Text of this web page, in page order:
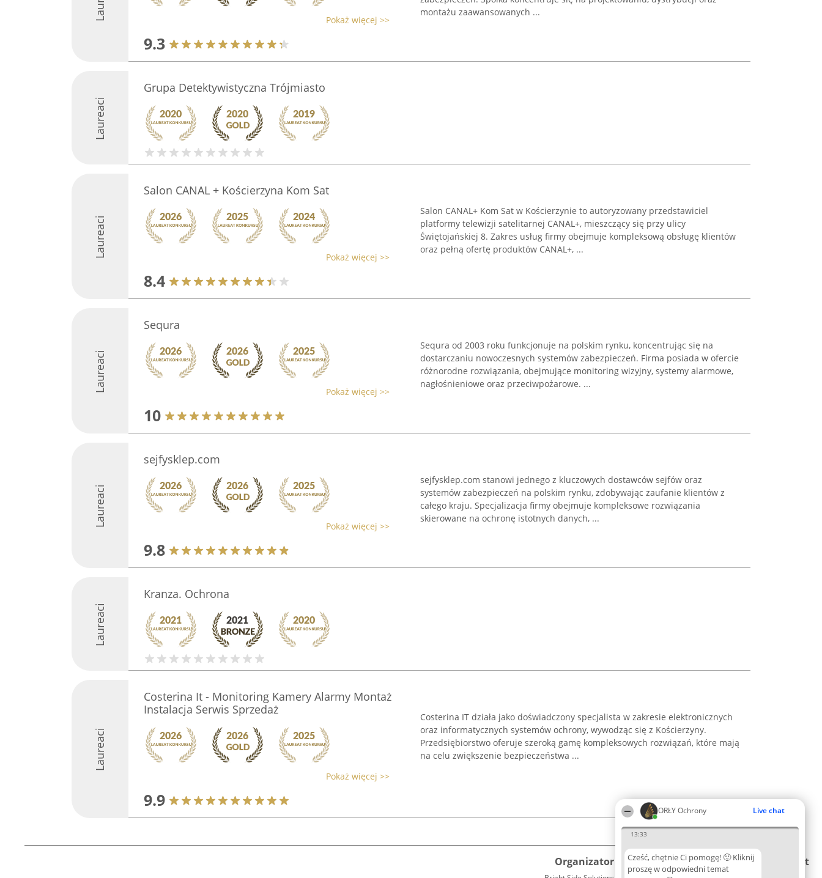
ORŁY Ochrony Live chat
13:33
Cześć, chętnie Ci pomogę! 🙂 Kliknij
proszę w odpowiedni temat
Pokaż więcej >>
9.3
montażu zaawansowanych ...
Laureaci
Grupa Detektywistyczna Trójmiasto
Laureaci
Salon CANAL + Kościerzyna Kom Sat
Pokaż więcej >>
8.4
Salon CANAL+ Kom Sat w Kościerzynie to autoryzowany przedstawiciel
platformy telewizji satelitarnej CANAL+, mieszczący się przy ulicy
Świętojańskiej 8. Zakres usług firmy obejmuje kompleksową obsługę klientów
oraz pełną ofertę produktów CANAL+, ...
Laureaci
Sequra
Pokaż więcej >>
10
Sequra od 2003 roku funkcjonuje na polskim rynku, koncentrując się na
dostarczaniu nowoczesnych systemów zabezpieczeń. Firma posiada w ofercie
różnorodne rozwiązania, obejmujące monitoring wizyjny, systemy alarmowe,
nagłośnieniowe oraz przeciwpożarowe. ...
Laureaci
sejfysklep.com
Pokaż więcej >>
9.8
sejfysklep.com stanowi jednego z kluczowych dostawców sejfów oraz
systemów zabezpieczeń na polskim rynku, zdobywając zaufanie klientów z
całego kraju. Specjalizacja firmy obejmuje kompleksowe rozwiązania
skierowane na ochronę istotnych danych, ...
Laureaci
Kranza. Ochrona
Laureaci
Costerina It - Monitoring Kamery Alarmy Montaż
Instalacja Serwis Sprzedaż
Pokaż więcej >>
9.9
Costerina IT działa jako doświadczony specjalista w zakresie elektronicznych
oraz informatycznych systemów ochrony, wywodząc się z Kościerzyny.
Przedsiębiorstwo oferuje szeroką gamę kompleksowych rozwiązań, które mają
na celu zwiększenie bezpieczeństwa ...
Organizator plebiscytu Plebiscyt Kontakt